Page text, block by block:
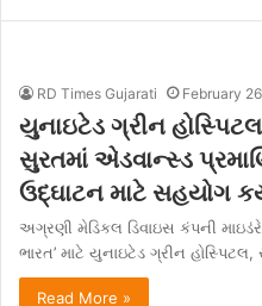
RD Times Gujarati February
યુનાઇટેડ ગ્રીન
સુરતમાં એડવાન્સ્ડ
ઉદ્ઘાટન માટે સહયોગ
અગ્રણી મેડિકલ ડિવાઇસ કંપની
ભારત’ માટે યુનાઇટેડ ગ્રીન
Read More »